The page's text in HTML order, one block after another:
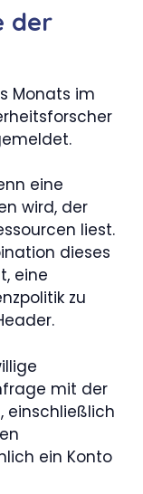
der
Monats im
eine
wird, der
liest.
dieses
eine
zu
mit der
einschließlich
ein Konto